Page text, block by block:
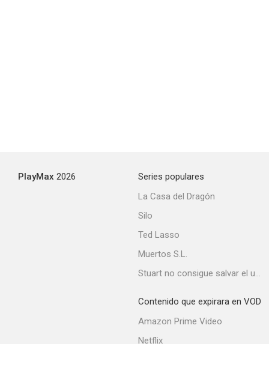
PlayMax 2026
Series populares
La Casa del Dragón
Silo
Ted Lasso
Muertos S.L.
Stuart no consigue salvar el universo
Contenido que expirara en VOD
Amazon Prime Video
Netflix